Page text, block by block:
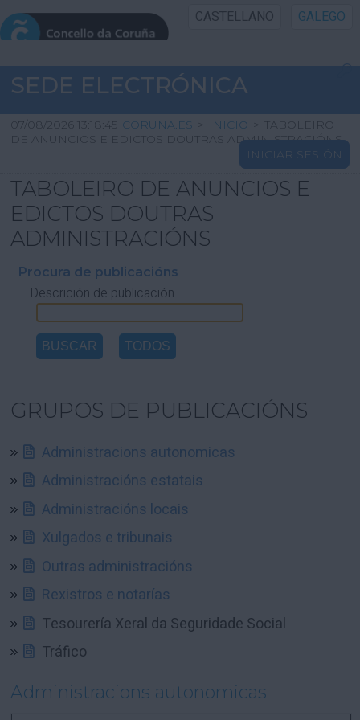
CASTELLANO GALEGO
INICIO SEDE
INICIO
INFORMACIÓN PÚBLICA
CARTAFOL CIDADÁN
UTILIDADES
AXUDA
SEDE ELECTRÓNICA
07/08/2026 13:18:45 CORUNA.ES > INICIO > TABOLEIRO
DE ANUNCIOS E EDICTOS DOUTRAS ADMINISTRACIÓNS
INICIAR SESIÓN
TABOLEIRO DE ANUNCIOS E
EDICTOS DOUTRAS
ADMINISTRACIÓNS
Procura de publicacións
Descrición de publicación
GRUPOS DE PUBLICACIÓNS
Administracions autonomicas
Administracións estatais
Administracións locais
Xulgados e tribunais
Outras administracións
Rexistros e notarías
Tesourería Xeral da Seguridade Social
Tráfico
Administracions autonomicas